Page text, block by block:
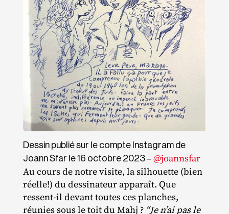
Dessin publié sur le compte Instagram de
Joann Sfar le 16 octobre 2023 – @joannsfar
Au cours de notre visite, la silhouette (bien
réelle!) du dessinateur apparaît. Que
ressent‐​il devant toutes ces planches,
réunies sous le toit du Mahj ? “Je n’ai pas le